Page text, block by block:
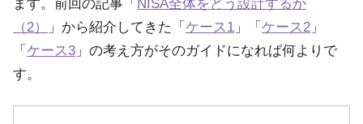
ます。前回の記事「 NISA全体をどう設計するか
（2）
」から紹介してきた「 ケース1 」「 ケース2 」
「 ケース3 」の考え方がそのガイドになれば何よりで
す。